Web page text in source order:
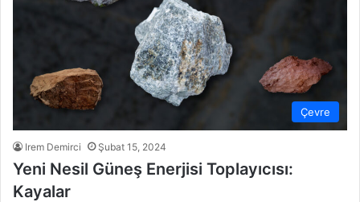
Çevre
Irem Demirci Şubat 15, 2024
Yeni Nesil Güneş Enerjisi Toplayıcısı:
Kayalar